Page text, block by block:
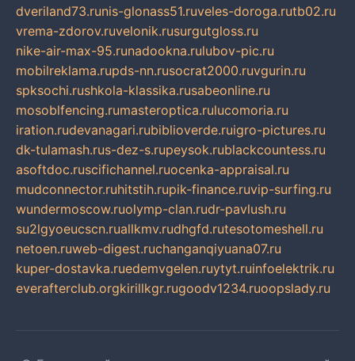
dveriland73.runis-glonass51.ruveles-doroga.rutb02.ru
vrema-zdorov.ruvelonik.rusurgutgloss.ru
nike-air-max-95.runadookna.rulubov-pic.ru
mobilreklama.rupds-nn.rusocrat2000.ruvgurin.ru
spksochi.rushkola-klassika.rusabeonline.ru
mosoblfencing.rumasteroptica.rulucomoria.ru
iration.rudevanagari.rubiblioverde.ruigro-pictures.ru
dk-tulamash.rus-dez-s.rupeysok.rublackcountess.ru
asoftdoc.ruscifichannel.ruocenka-appraisal.ru
mudconnector.ruhitstih.rupik-finance.ruvip-surfing.ru
wundermoscow.ruolymp-clan.rudr-pavlush.ru
su2lgyoeucscn.ruallkmv.rudhgfd.rutesotomeshell.ru
netoen.ruweb-digest.ruchanganqiyuana07.ru
kuper-dostavka.ruedemvgelen.ruytyt.ruinfoelektrik.ru
everafterclub.orgkirillkgr.rugoodv1234.ruoopslady.ru